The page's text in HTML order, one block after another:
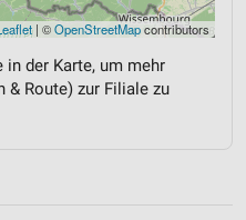
| ©OpenStreetMapcontributors
der Karte, um mehr
& Route) zur Filiale zu